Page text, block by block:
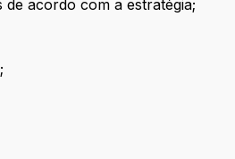
acordo com a estratégia;